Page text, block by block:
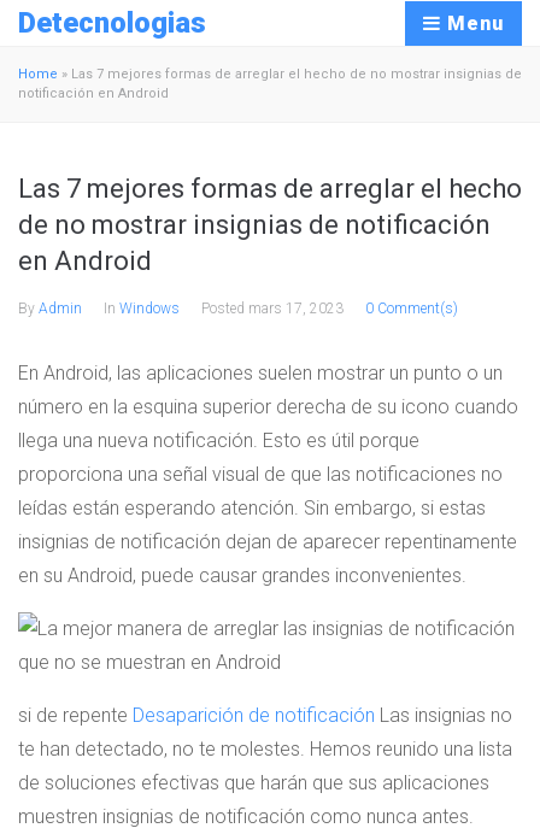
Detecnologias Menu
Home » Las 7 mejores formas de arreglar el hecho de no mostrar insignias de
notificación en Android
Las 7 mejores formas de arreglar el hecho
de no mostrar insignias de notificación
en Android
By Admin In Windows Posted mars 17, 2023 0 Comment(s)
En Android, las aplicaciones suelen mostrar un punto o un
número en la esquina superior derecha de su icono cuando
llega una nueva notificación. Esto es útil porque
proporciona una señal visual de que las notificaciones no
leídas están esperando atención. Sin embargo, si estas
insignias de notificación dejan de aparecer repentinamente
en su Android, puede causar grandes inconvenientes.
si de repente Desaparición de notificación Las insignias no
te han detectado, no te molestes. Hemos reunido una lista
de soluciones efectivas que harán que sus aplicaciones
muestren insignias de notificación como nunca antes.